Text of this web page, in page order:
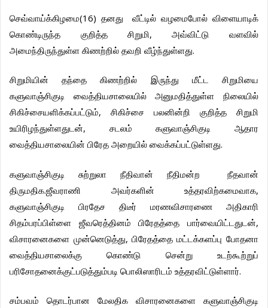
செவ்வாய்க்கிழமை(16) தனது வீட்டில் வழமைபோல் விளையாடிக்
கொண்டிருந்த
குறித்த சிறுமி,அவ்விட்டு
வளவில்
அமைந்திருந்துள்ள கிணற்றில் தவறி வீழ்ந்துள்ளது.
சிறுமியின் தந்தை கிணற்றில் இருந்து மீட்ட
சிறுமியை
களுவாஞ்சிகுடி
வைத்தியசாலையில் அனுமதித்துள்ள
நிலையில்
சிகிச்சையளிக்கப்பட்டும்,சிகிச்சை பலனின்றி குறித்த
சிறுமி
உயிரிழந்துள்ளதுடன், சடலம் களுவாஞ்சிகுடி
ஆதார
வைத்தியசாலையின் பிரேத அறையில் வைக்கப்பட்டுள்ளது.
களுவாஞ்சிகுடி சுற்றுலா நீதிவான் நீதிமன்ற
நீதவான்
திருமதிக.ஜீவராணி அவர்களின் உத்தரவிற்கமைவாக,
களுவாஞ்சிகுடி பிரதேச திடீர் மரணவிசாரணை
அதிகாரி
சிதம்பரப்பிள்ளை
ஜீவரெத்தினம் பிரேதத்தை பார்வையிட்டதுடன்,
விசாரனைகளை முன்னெடுத்து, பிரேதத்தை மட்டக்களப்பு போதனா
வைத்தியசாலைக்கு
கொண்டு சென்று
உடற்கூற்றுப்
பரிசோதனைக்குட்படுத்தும்படி பொலிஸாரிடம் உத்தரவிட்டுள்ளார்.
சம்பவம் தொடர்பான மேலதிக விசாரனைகளை
களுவாஞ்சிகுடி